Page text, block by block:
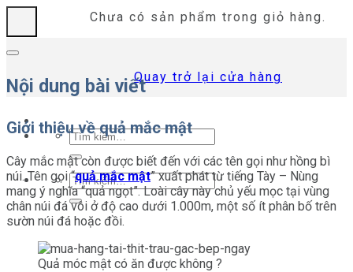
Chưa có sản phẩm trong giỏ hàng.
Quay trở lại cửa hàng
Tìm
kiếm:
Tìm
kiếm:
Nội dung bài viết
Giới thiệu về quả mắc mật
Cây mắc mật còn được biết đến với các tên gọi như hồng bì
núi. Tên gọi “quả mắc mật” xuất phát từ tiếng Tày – Nùng
mang ý nghĩa “quả ngọt”. Loài cây này chủ yếu mọc tại vùng
chân núi đá vôi ở độ cao dưới 1.000m, một số ít phân bố trên
sườn núi đá hoặc đồi.
Quả móc mật có ăn được không ?